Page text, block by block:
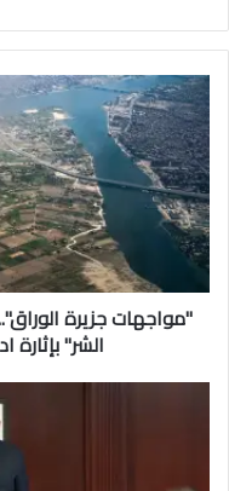
"مواجهات جزيرة
الشر"